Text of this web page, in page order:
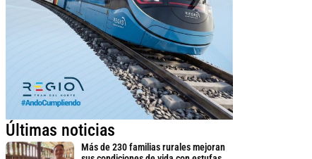
Últimas noticias
Más de 230 familias rurales mejoran